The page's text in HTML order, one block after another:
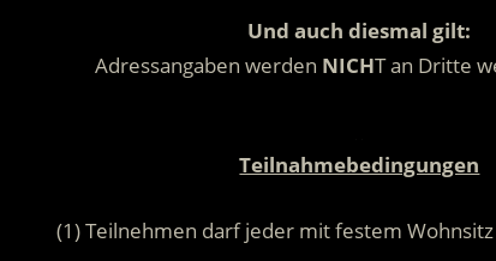
Und auch diesmal gilt:
Adressangaben werden NICHT an Dritte
Teilnahmebedingungen
(1) Teilnehmen darf jeder mit festem